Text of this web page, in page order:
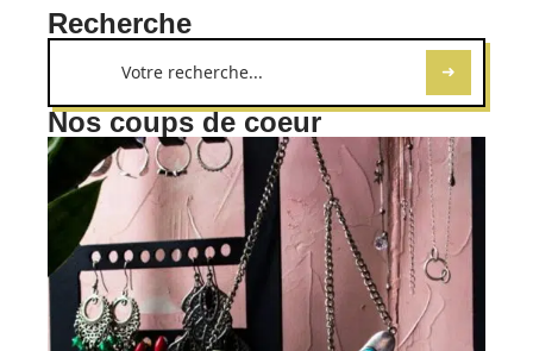
Recherche
Nos coups de coeur